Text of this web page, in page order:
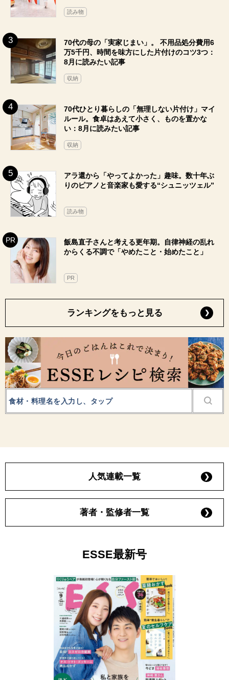
読み物
70代の母の「実家じまい」。 不用品処分費用6
万5千円、時間を味方にした片付けのコツ3つ：
8月に読みたい記事
収納
70代ひとり暮らしの「無理しない片付け」マイ
ルール。食卓はあえて小さく、ものを置かな
い：8月に読みたい記事
収納
アラ還から「やってよかった」趣味。数十年ぶ
りのピアノと音楽家も愛する“シュニッツェル”
読み物
飯島直子さんと考える更年期。自律神経の乱れ
からくる不調で「やめたこと・始めたこと」
PR
ランキングをもっと見る
人気連載一覧
著者・監修者一覧
ESSE最新号